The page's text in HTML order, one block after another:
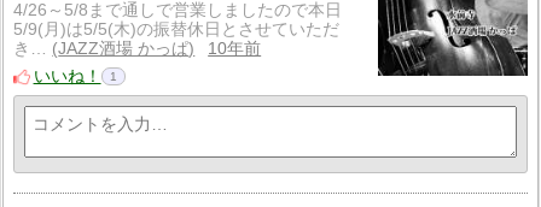
4/26～5/8まで通しで営業しましたので本日
5/9(月)は5/5(木)の振替休日とさせていただ
き…
JAZZ酒場 かっぱ
10年前
いいね！
1